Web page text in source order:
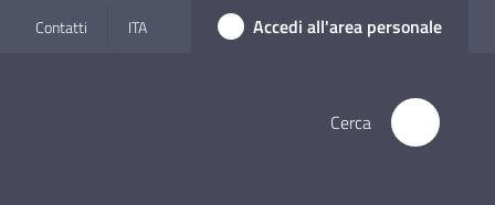
Contatti ITA Accedi all'area personale
Cerca